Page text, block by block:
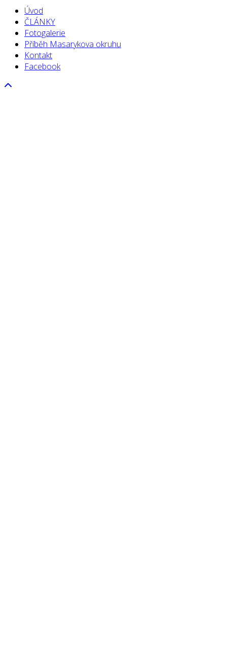
Úvod
ČLÁNKY
Fotogalerie
Příběh Masarykova okruhu
Kontakt
Facebook